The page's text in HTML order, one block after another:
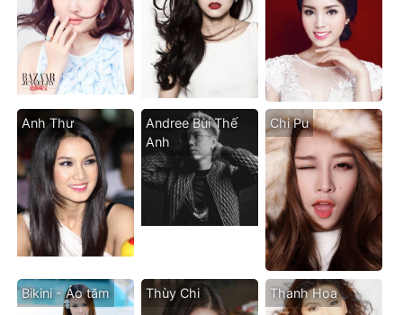
Anh Thư
Andree Bùi Thế
Anh
Chi Pu
Bikini - Áo tăm Thùy Chi Thanh Hoa